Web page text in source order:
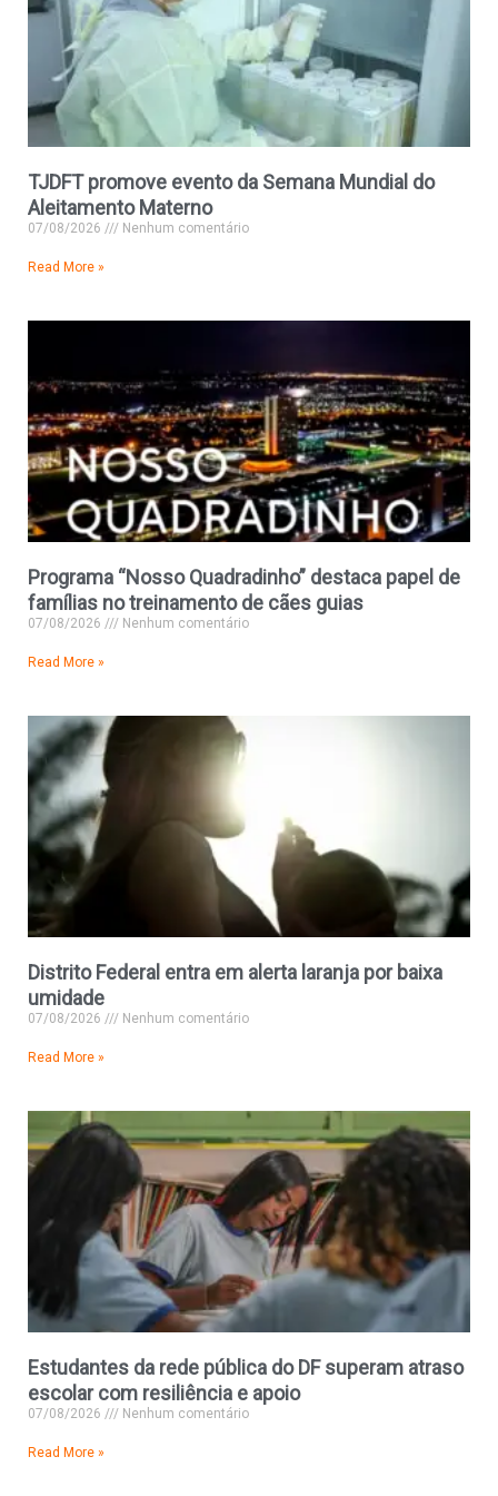
TJDFT promove evento da Semana Mundial do
Aleitamento Materno
07/08/2026 Nenhum comentário
Read More »
Programa “Nosso Quadradinho” destaca papel de
famílias no treinamento de cães guias
07/08/2026 Nenhum comentário
Read More »
Distrito Federal entra em alerta laranja por baixa
umidade
07/08/2026 Nenhum comentário
Read More »
Estudantes da rede pública do DF superam atraso
escolar com resiliência e apoio
07/08/2026 Nenhum comentário
Read More »